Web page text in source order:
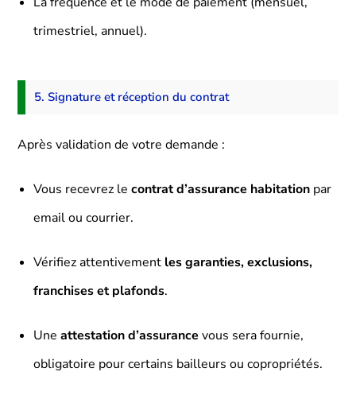
trimestriel, annuel).
5. Signature et réception du contrat
Après validation de votre demande :
Vous recevrez lecontrat d’assurance habitation par
email ou courrier.
Vérifiez attentivement les garanties, exclusions,
franchises et plafonds.
Uneattestation d’assurance vous sera fournie,
obligatoire pour certains bailleurs ou copropriétés.